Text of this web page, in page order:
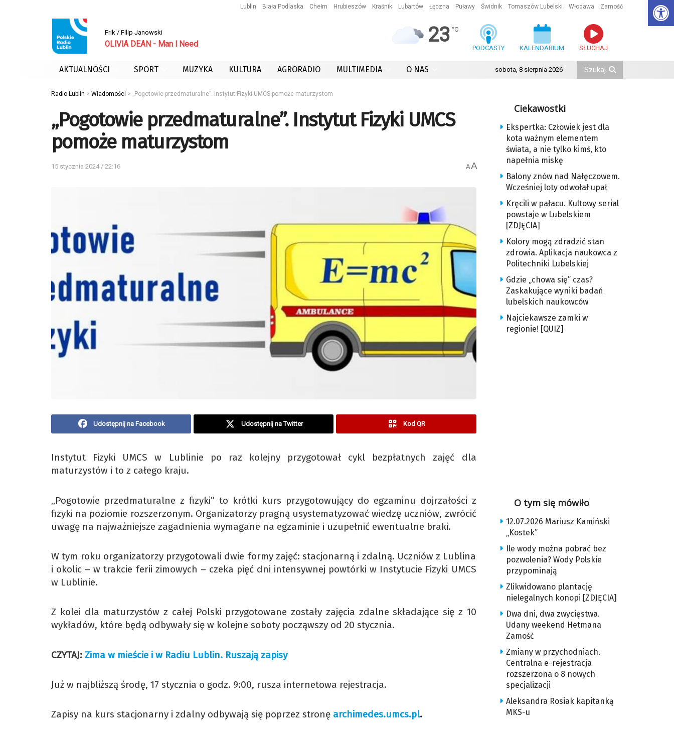
Lublin Biała Podlaska Chełm Hrubieszów Kraśnik Lubartów Łęczna Puławy Świdnik Tomaszów Lubelski Włodawa Zamość
Frik / Filip Janowski
OLIVIA DEAN - Man I Need 23 °C
PODCASTY KALENDARIUM SŁUCHAJ
AKTUALNOŚCI SPORT MUZYKA KULTURA AGRORADIO MULTIMEDIA O NAS sobota, 8 sierpnia 2026
Radio Lublin > Wiadomości > „Pogotowie przedmaturalne”. Instytut Fizyki UMCS pomoże maturzystom
„Pogotowie przedmaturalne”. Instytut Fizyki UMCS
pomoże maturzystom
15 stycznia 2024 / 22:16 AA
Udostępnij na Facebook Udostępnij na Twitter Kod QR
Instytut Fizyki UMCS w Lublinie po raz kolejny przygotował cykl bezpłatnych zajęć dla
maturzystów i to z całego kraju.
„Pogotowie przedmaturalne z fizyki” to krótki kurs przygotowujący do egzaminu dojrzałości z
fizyki na poziomie rozszerzonym. Organizatorzy pragną usystematyzować wiedzę uczniów, zwrócić
uwagę na najważniejsze zagadnienia wymagane na egzaminie i uzupełnić ewentualne braki.
W tym roku organizatorzy przygotowali dwie formy zajęć: stacjonarną i zdalną. Uczniów z Lublina
i okolic – w trakcie ferii zimowych – czeka pięć dni intensywnej powtórki w Instytucie Fizyki UMCS
w Lublinie.
Z kolei dla maturzystów z całej Polski przygotowane zostały zajęcia zdalne składające się z 10
wykładów, które będą odbywały się w kolejne soboty począwszy od 20 stycznia.
CZYTAJ: Zima w mieście i w Radiu Lublin. Ruszają zapisy
Już w najbliższą środę, 17 stycznia o godz. 9:00, rusza internetowa rejestracja.
Zapisy na kurs stacjonarny i zdalny odbywają się poprzez stronę archimedes.umcs.pl.
Ciekawostki
Ekspertka: Człowiek jest dla
kota ważnym elementem
świata, a nie tylko kimś, kto
napełnia miskę
Balony znów nad Nałęczowem.
Wcześniej loty odwołał upał
Kręcili w pałacu. Kultowy serial
powstaje w Lubelskiem
[ZDJĘCIA]
Kolory mogą zdradzić stan
zdrowia. Aplikacja naukowca z
Politechniki Lubelskiej
Gdzie „chowa się” czas?
Zaskakujące wyniki badań
lubelskich naukowców
Najciekawsze zamki w
regionie! [QUIZ]
O tym się mówiło
12.07.2026 Mariusz Kamiński
„Kostek”
Ile wody można pobrać bez
pozwolenia? Wody Polskie
przypominają
Zlikwidowano plantację
nielegalnych konopi [ZDJĘCIA]
Dwa dni, dwa zwycięstwa.
Udany weekend Hetmana
Zamość
Zmiany w przychodniach.
Centralna e-rejestracja
rozszerzona o 8 nowych
specjalizacji
Aleksandra Rosiak kapitanką
MKS-u